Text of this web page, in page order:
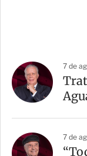
7 de
7 de